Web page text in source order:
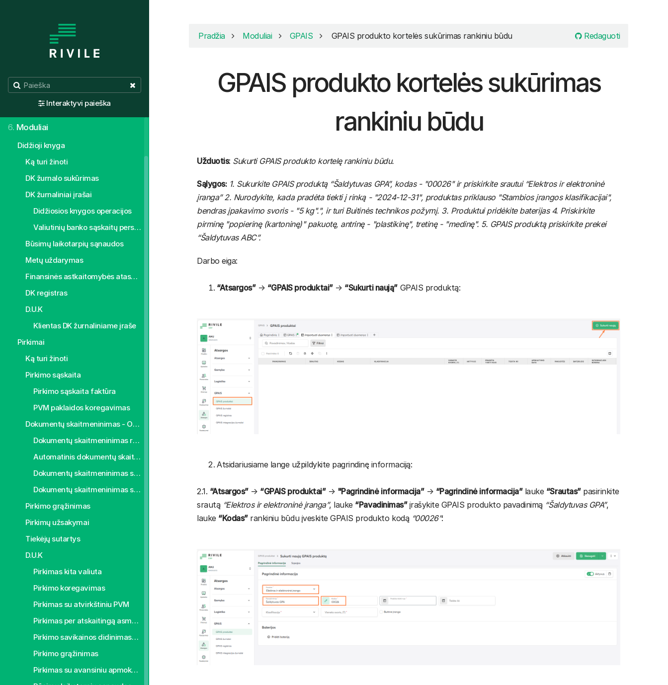
Interaktyvi paieška
Valdymo principai
4.Sistemos individualus pritaikymas
Pirmieji žingsniai
6. Moduliai
Didžioji knyga
Ką turi žinoti
DK žurnalo sukūrimas
DK žurnaliniai įrašai
Didžiosios knygos operacijos
Valiutinių banko sąskaitų perskaičiavimas
Būsimų laikotarpių sąnaudos
Metų uždarymas
Finansinės astkaitomybės ataskaitos
DK registras
D.U.K
Klientas DK žurnaliniame įraše
Pirkimai
Ką turi žinoti
Pirkimo sąskaita
Pirkimo sąskaita faktūra
PVM paklaidos koregavimas
Dokumentų skaitmeninimas - OCR
Dokumentų skaitmeninimas rankiniu būdu
Automatinis dokumentų skaitmeninimas
Dokumentų skaitmeninimas su šablonu
Dokumentų skaitmeninimas su šablonu eliminuoti sąskaitos faktūros tuščias eilutes
Pirkimo grąžinimas
Pirkimų užsakymai
Tiekėjų sutartys
D.U.K
Pirkimas kita valiuta
Pirkimo koregavimas
Pirkimas su atvirkštiniu PVM
Pirkimas per atskaitingą asmenį
Pirkimo savikainos didinimas/mažinimas
Pirkimo grąžinimas
Pirkimas su avansiniu apmokėjimu
Redaguoti
Pradžia Moduliai GPAIS GPAIS produkto kortelės sukūrimas rankiniu būdu
GPAIS produkto kortelės sukūrimas
rankiniu būdu
Užduotis: Sukurti GPAIS produkto kortelę rankiniu būdu.
Sąlygos: 1. Sukurkite GPAIS produktą “Šaldytuvas GPA”, kodas - "00026" ir priskirkite srautui “Elektros ir elektroninė
įranga” 2. Nurodykite, kada pradėta tiekti į rinką - "2024-12-31", produktas priklauso "Stambios įrangos klasifikacijai",
bendras įpakavimo svoris - "5 kg".", ir turi Buitinės technikos požymį. 3. Produktui pridėkite baterijas 4. Priskirkite
pirminę "popierinę (kartoninę)" pakuotę, antrinę - "plastikinę", tretinę - "medinę". 5. GPAIS produktą priskirkite prekei
“Šaldytuvas ABC”.
Darbo eiga:
“Atsargos”→ “GPAIS produktai”→ “Sukurti naują”GPAIS produktą:
Atsidariusiame lange užpildykite pagrindinę informaciją:
2.1. “Atsargos”→ “GPAIS produktai”→ "Pagrindinė informacija”→ “Pagrindinė informacija”lauke “Srautas”pasirinkite
srautą “Elektros ir elektroninė įranga”, lauke “Pavadinimas”įrašykite GPAIS produkto pavadinimą “Šaldytuvas GPA”,
lauke “Kodas”rankiniu būdu įveskite GPAIS produkto kodą “00026”: